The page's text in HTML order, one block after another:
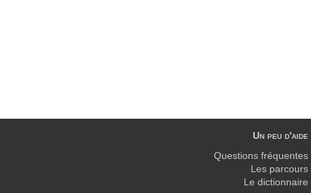
Un peu d'aide
Questions fréquentes
Les parcours
Le dictionnaire